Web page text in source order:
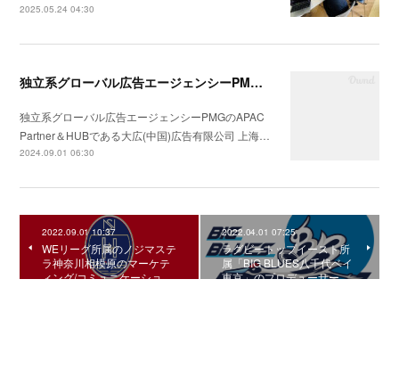
2025.05.24 04:30
独立系グローバル広告エージェンシーPMGのAPAC Partner＆HUBである大広(中国)広告有限公司 上海分公司会社の統合コミュニケーション戦略の構築支援を開始
独立系グローバル広告エージェンシーPMGのAPAC
Partner＆HUBである大広(中国)広告有限公司 上海…
2024.09.01 06:30
2022.09.01 10:37
WEリーグ所属のノジマステ
ラ神奈川相模原のマーケテ
ィング/コミュニケーショ…
2022.04.01 07:25
ラグビートップイースト所
属「BIG BLUES八千代ベイ
東京」のプロデューサー…